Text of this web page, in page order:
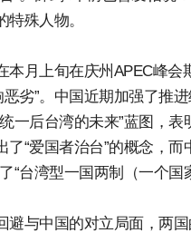
殊人物。
本月上旬在庆州APEC峰
恶劣”。中国近期加强了推
一后台湾的未来”蓝图，
了“爱国者治台”的概念，
“台湾型一国两制（一个国
避与中国的对立局面，两